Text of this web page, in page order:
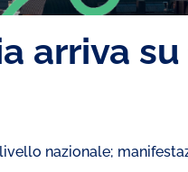
arriva
nazionale;